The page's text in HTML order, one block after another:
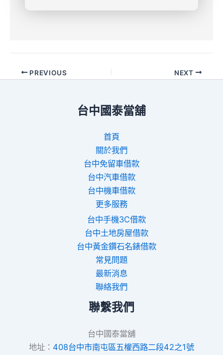
PREVIOUS NEXT
台中國泰當舖
首頁
關於我們
台中免留車借款
台中汽車借款
台中機車借款
更多服務
台中手機3C借款
台中土地房屋借款
台中黃金鑽石名錶借款
常見問題
最新消息
聯絡我們
聯繫我們
台中國泰當舖
地址： 408台中市南屯區五權西路二段42之1號